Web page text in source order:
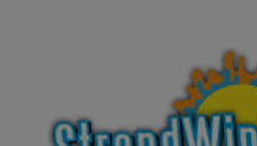
zodat